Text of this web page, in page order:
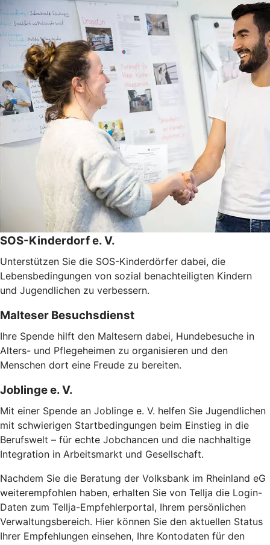
SOS-Kinderdorf e. V.
Unterstützen Sie die SOS-Kinderdörfer dabei, die
Lebensbedingungen von sozial benachteiligten Kindern
und Jugendlichen zu verbessern.
Malteser Besuchsdienst
Ihre Spende hilft den Maltesern dabei, Hundebesuche in
Alters- und Pflegeheimen zu organisieren und den
Menschen dort eine Freude zu bereiten.
Joblinge e. V.
Mit einer Spende an Joblinge e. V. helfen Sie Jugendlichen
mit schwierigen Startbedingungen beim Einstieg in die
Berufswelt – für echte Jobchancen und die nachhaltige
Integration in Arbeitsmarkt und Gesellschaft.
Nachdem Sie die Beratung der Volksbank im Rheinland eG
weiterempfohlen haben, erhalten Sie von Tellja die Login-
Daten zum Tellja-Empfehlerportal, Ihrem persönlichen
Verwaltungsbereich. Hier können Sie den aktuellen Status
Ihrer Empfehlungen einsehen, Ihre Kontodaten für den